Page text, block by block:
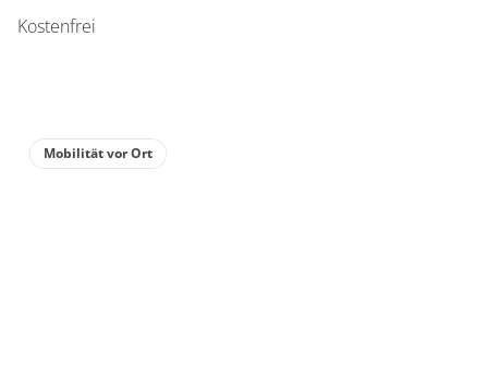
Kostenfrei
Mobilität vor Ort